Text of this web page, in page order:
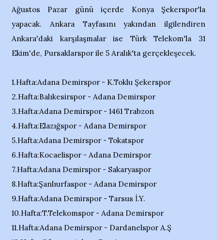
Ağustos Pazar günü içerde Konya Şekerspor'la
yapacak. Ankara Tayfasını yakından ilgilendiren
Ankara'daki karşılaşmalar ise Türk Telekom'la 31
Ekim'de, Pursaklarspor ile 5 Aralık'ta gerçekleşecek.
1.Hafta:Adana Demirspor - K.Toklu Şekerspor
2.Hafta:Balıkesirspor - Adana Demirspor
3.Hafta:Adana Demirspor - 1461 Trabzon
4.Hafta:Elazığspor - Adana Demirspor
5.Hafta:Adana Demirspor - Tokatspor
6.Hafta:Kocaelispor - Adana Demirspor
7.Hafta:Adana Demirspor - Sakaryaspor
8.Hafta:Şanlıurfaspor - Adana Demirspor
9.Hafta:Adana Demirspor - Tarsus İ.Y.
10.Hafta:T.Telekomspor - Adana Demirspor
11.Hafta:Adana Demirspor - Dardanelspor A.Ş